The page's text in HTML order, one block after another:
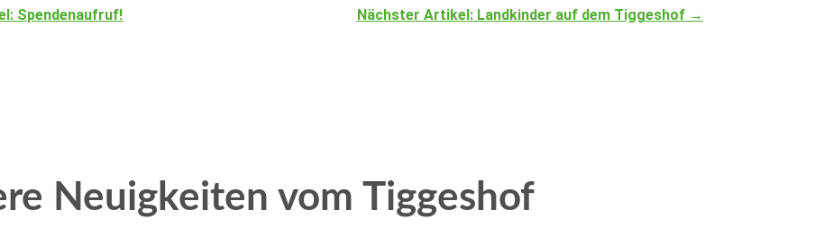
Spendenaufruf! Nächster Artikel: Landkinder auf dem Tiggeshof→
Neuigkeiten vom Tiggeshof